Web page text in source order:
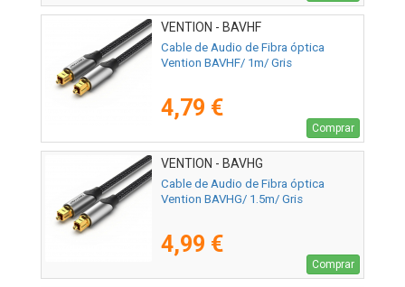
VENTION - BAVHF
Cable de Audio de Fibra óptica
Vention BAVHF/ 1m/ Gris
4,79 €
Comprar
VENTION - BAVHG
Cable de Audio de Fibra óptica
Vention BAVHG/ 1.5m/ Gris
4,99 €
Comprar